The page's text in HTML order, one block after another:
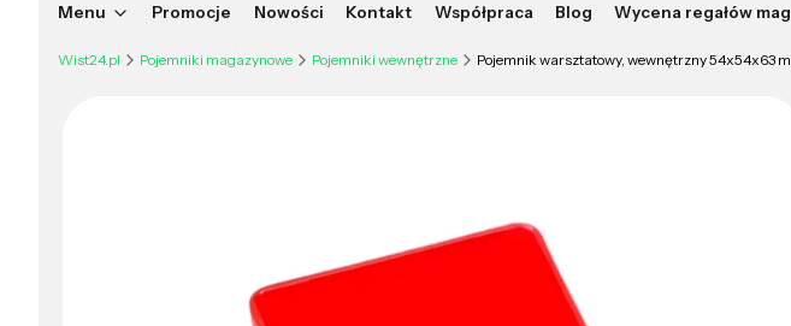
Menu Promocje Nowości Kontakt Współpraca Blog Wycena regałów
Wist24.pl Pojemniki magazynowe Pojemniki wewnętrzne Pojemnik warsztatowy, wewnętrzny 54x54x63